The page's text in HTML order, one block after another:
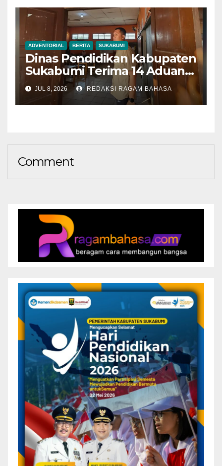
ADVENTORIAL BERITA SUKABUMI
Dinas Pendidikan Kabupaten
Sukabumi Terima 14 Aduan
Selama SPMB 2026,
Mayoritas Terkait
Mekanisme Pendaftaran
JUL 8, 2026 REDAKSI RAGAM BAHASA
Comment